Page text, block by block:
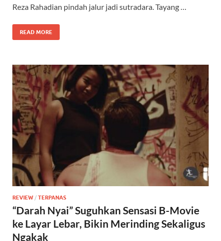
Reza Rahadian pindah jalur jadi sutradara. Tayang …
READ MORE
REVIEW / TERPANAS
“Darah Nyai” Suguhkan Sensasi B-Movie
ke Layar Lebar, Bikin Merinding Sekaligus
Ngakak